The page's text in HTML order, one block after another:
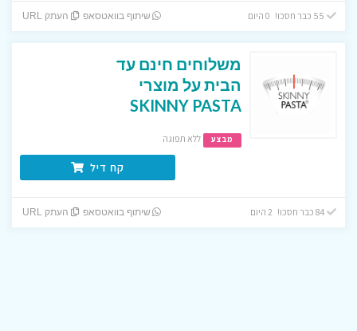
שיתוף בוואטסאפ העתק URL
משלוחים חינם עד
הבית על מוצרי
SKINNY PASTA
מבצע ללא תפוגה
קח דיל
84 כבר חסכו! 2 היום שיתוף בוואטסאפ העתק URL